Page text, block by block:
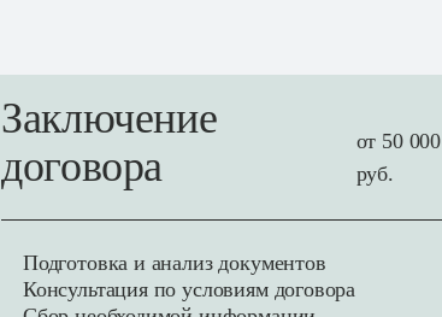
Заключение
договора
от 50 000
руб.
Подготовка и анализ документов
Консультация по условиям договора